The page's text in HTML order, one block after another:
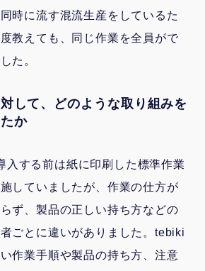
時に流す混流生産をしているた
教えても、同じ作業を全員がで
た。
して、どのような取り組みを
か
入する前は紙に印刷した標準作業
していましたが、作業の仕方が
ず、製品の正しい持ち方などの
ごとに違いがありました。tebiki
作業手順や製品の持ち方、注意